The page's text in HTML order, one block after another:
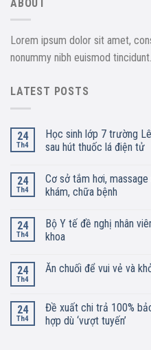
ABOUT
Lorem ipsum dolor sit amet,
nonummy nibh euismod tincidunt.
LATEST POSTS
24
Th4
Học sinh lớp 7 trường
sau hút thuốc lá điện tử
24
Th4
Cơ sở tắm hơi, massage
khám, chữa bệnh
24
Th4
Bộ Y tế đề nghị nhân
khoa
24
Th4
Ăn chuối để vui vẻ và
24
Th4
Đề xuất chi trả 100%
hợp dù ‘vượt tuyến’